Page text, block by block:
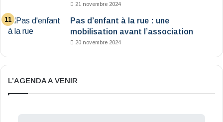
21 novembre 2024
Pas d’enfant à la rue : une
mobilisation avant l’association
20 novembre 2024
L’AGENDA A VENIR